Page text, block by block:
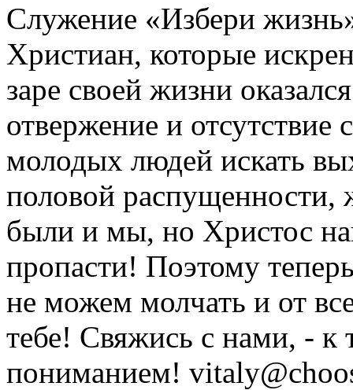
Служение «Избери
Христиан, которые
заре своей жизни
отвержение и
молодых людей искать
половой распущенности,
были и мы, но Христос
пропасти! Поэтому
не можем молчать и от
тебе! Свяжись с нами, - к
пониманием!